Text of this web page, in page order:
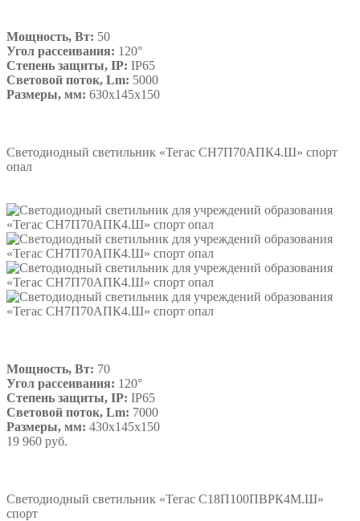
Мощность, Вт: 50
Угол рассеивания: 120°
Степень защиты, IP: IP65
Световой поток, Lm: 5000
Размеры, мм: 630х145х150
Светодиодный светильник «Тегас СН7П70АПК4.Ш» спорт
опал
Мощность, Вт: 70
Угол рассеивания: 120°
Степень защиты, IP: IP65
Световой поток, Lm: 7000
Размеры, мм: 430х145х150
19 960 руб.
Светодиодный светильник «Тегас С18П100ПВРК4М.Ш»
спорт